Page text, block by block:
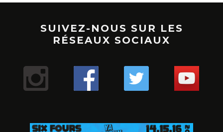
SUIVEZ-NOUS SUR LES
RÉSEAUX SOCIAUX